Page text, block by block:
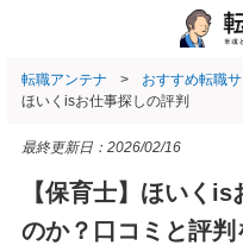
転職アンテナ おすすめ転職サ
ほいくisお仕事探しの評判
最終更新日： 2026/02/16
【保育士】ほいく
のか？口コミと評判